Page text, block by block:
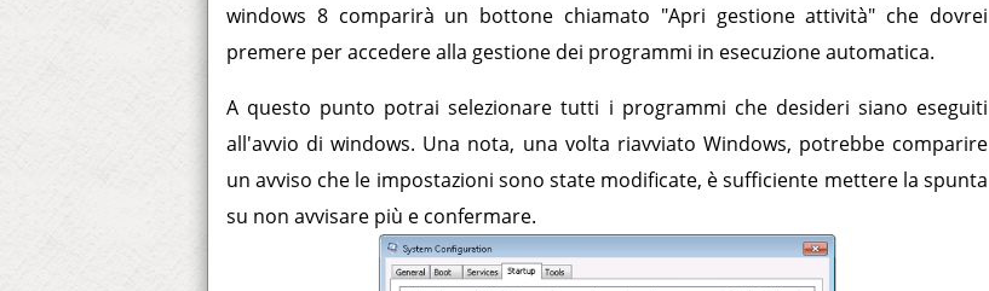
windows 8 comparirà un bottone chiamato "Apri gestione attività" che dovrei
premere per accedere alla gestione dei programmi in esecuzione automatica.
A questo punto potrai selezionare tutti i programmi che desideri siano eseguiti
all'avvio di windows. Una nota, una volta riavviato Windows, potrebbe comparire
un avviso che le impostazioni sono state modificate, è sufficiente mettere la spunta
su non avvisare più e confermare.